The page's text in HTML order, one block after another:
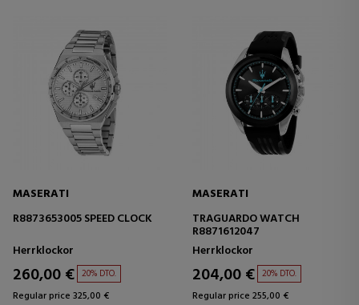
MASERATI
R8873653005 SPEED CLOCK
Herrklockor
260,00 € 20% DTO.
Regular price 325,00 €
MASERATI
TRAGUARDO WATCH
R8871612047
Herrklockor
204,00 € 20% DTO.
Regular price 255,00 €